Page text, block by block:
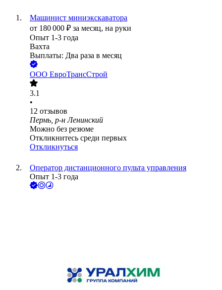
Машинист миниэкскаватора
от 180 000 ₽ за месяц, на руки
Опыт 1-3 года
Вахта
Выплаты: Два раза в месяц
ООО ЕвроТрансСтрой
3.1
•
12 отзывов
Пермь, р-н Ленинский
Можно без резюме
Откликнитесь среди первых
Откликнуться
Оператор дистанционного пульта управления
Опыт 1-3 года